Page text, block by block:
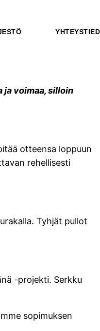
ja voimaa, silloin
otteensa loppuun
rehellisesti
Tyhjät pullot
-projekti. Serkku
sopimuksen